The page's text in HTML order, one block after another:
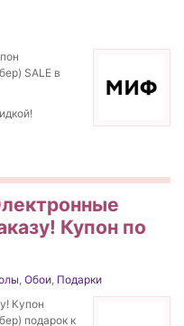
SALE в
Купон по
, Обои, Подарки
Купон
подарок к